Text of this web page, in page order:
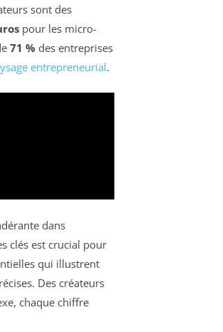
sont des
pour les micro-
71 % des entreprises
entrepreneurial.
dans
clés est crucial pour
qui illustrent
Des créateurs
chaque chiffre